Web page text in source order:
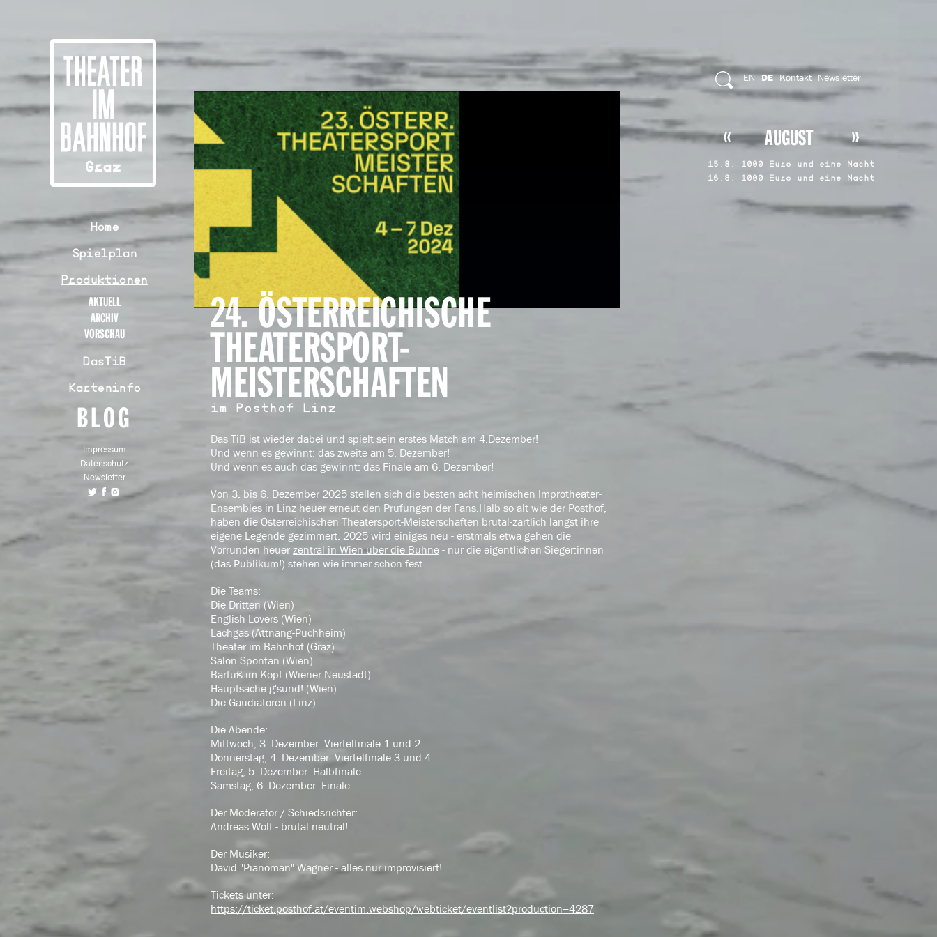
Home
Spielplan
Produktionen
AKTUELL
ARCHIV
VORSCHAU
DasTiB
Karteninfo
BLOG
Impressum
Datenschutz
Newsletter
24. ÖSTERREICHISCHE
THEATERSPORT-
MEISTERSCHAFTEN
im Posthof Linz
Das TiB ist wieder dabei und spielt sein erstes Match am 4.Dezember!
Und wenn es gewinnt: das zweite am 5. Dezember!
Und wenn es auch das gewinnt: das Finale am 6. Dezember!
Von 3. bis 6. Dezember 2025 stellen sich die besten acht heimischen Improtheater-
Ensembles in Linz heuer erneut den Prüfungen der Fans.Halb so alt wie der Posthof,
haben die Österreichischen Theatersport-Meisterschaften brutal-zärtlich längst ihre
eigene Legende gezimmert. 2025 wird einiges neu - erstmals etwa gehen die
Vorrunden heuerzentral in Wien über die Bühne- nur die eigentlichen Sieger:innen
(das Publikum!) stehen wie immer schon fest.
Die Teams:
Die Dritten (Wien)
English Lovers (Wien)
Lachgas (Attnang-Puchheim)
Theater im Bahnhof (Graz)
Salon Spontan (Wien)
Barfuß im Kopf (Wiener Neustadt)
Hauptsache g'sund! (Wien)
Die Gaudiatoren (Linz)
Die Abende:
Mittwoch, 3. Dezember: Viertelfinale 1 und 2
Donnerstag, 4. Dezember: Viertelfinale 3 und 4
Freitag, 5. Dezember: Halbfinale
Samstag, 6. Dezember: Finale
Der Moderator / Schiedsrichter:
Andreas Wolf - brutal neutral!
Der Musiker:
David "Pianoman" Wagner - alles nur improvisiert!
Tickets unter:
https://ticket.posthof.at/eventim.webshop/webticket/eventlist?production=4287
EN DE Kontakt Newsletter
AUGUST
15.8. 1000 Euro und eine Nacht
16.8. 1000 Euro und eine Nacht